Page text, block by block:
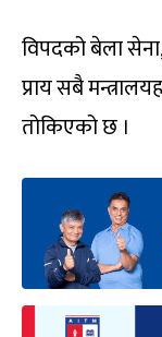
विपदको बेला सेना,
प्राय सबै
तोकिएको छ ।